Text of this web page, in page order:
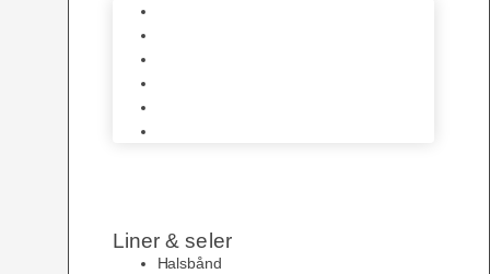
Liner & seler
Halsbånd